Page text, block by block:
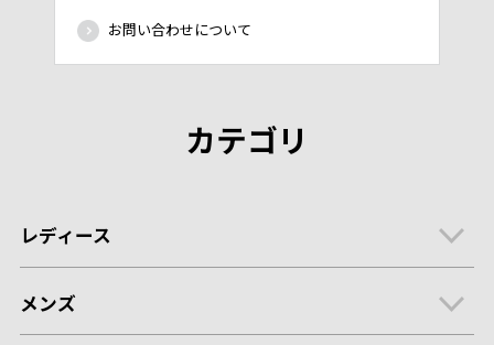
お問い合わせについて
カテゴリ
レディース
メンズ